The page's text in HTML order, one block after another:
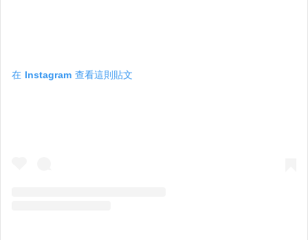
在 Instagram 查看這則貼文